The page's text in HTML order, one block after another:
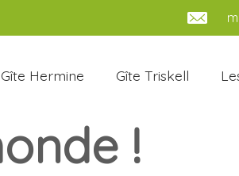
Gîte Hermine Gîte Triskell
!